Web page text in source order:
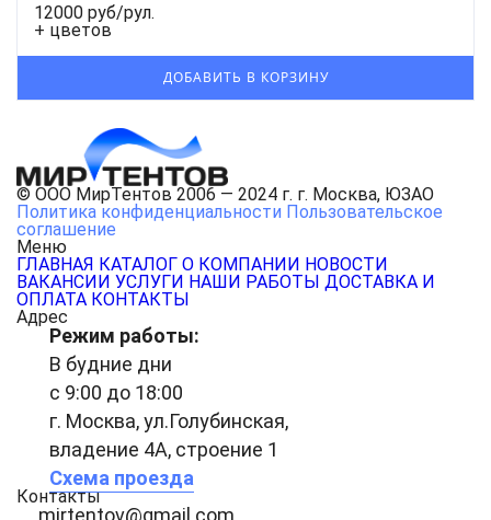
12000 руб/рул.
+ цветов
© ООО МирТентов 2006 — 2024 г. г. Москва, ЮЗАО
Политика конфиденциальности Пользовательское
соглашение
Меню
ГЛАВНАЯ КАТАЛОГ О КОМПАНИИ НОВОСТИ
ВАКАНСИИ УСЛУГИ НАШИ РАБОТЫ ДОСТАВКА И
ОПЛАТА КОНТАКТЫ
Адрес
Режим работы:
В будние дни
с 9:00 до 18:00
г. Москва, ул.Голубинская,
владение 4А, строение 1
Схема проезда
Контакты
mirtentov@gmail.com